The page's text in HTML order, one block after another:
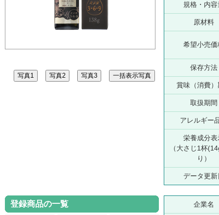
規格・内容
原材料
希望小売価
保存方法
賞味（消費）
取扱期間
アレルギー
栄養成分表
（大さじ1杯
り）
データ更新
登録商品の一覧 企業名